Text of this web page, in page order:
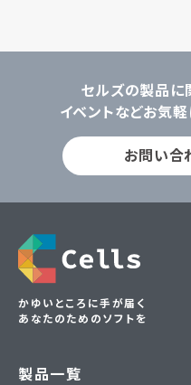
セルズの製品に
イベントなどお気
お問い合
かゆいところに手が届く
あなたのためのソフトを
製品一覧